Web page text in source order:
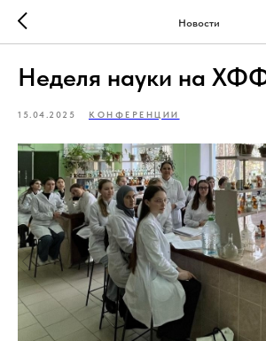
Новости
Неделя науки на
15.04.2025 КОНФЕРЕНЦИИ